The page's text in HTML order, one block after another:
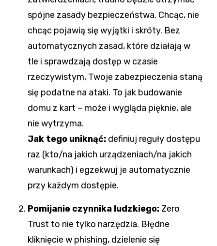
spójne zasady bezpieczeństwa. Chcąc, nie
chcąc pojawią się wyjątki i skróty. Bez
automatycznych zasad, które działają w
tle i sprawdzają dostęp w czasie
rzeczywistym, Twoje zabezpieczenia staną
się podatne na ataki. To jak budowanie
domu z kart – może i wygląda pięknie, ale
nie wytrzyma.
Jak tego uniknąć: definiuj reguły dostępu
raz (kto/na jakich urządzeniach/na jakich
warunkach) i egzekwuj je automatycznie
przy każdym dostępie.
Pomijanie czynnika ludzkiego: Zero
Trust to nie tylko narzędzia. Błędne
kliknięcie w phishing, dzielenie się